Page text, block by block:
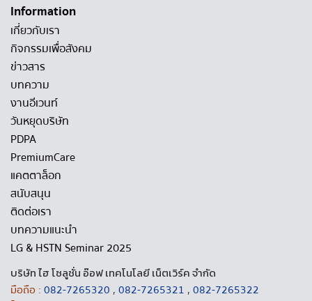
Information
เกี่ยวกับเรา
กิจกรรมเพื่อสังคม
ข่าวสาร
บทความ
งานอีเวนท์
วันหยุดบริษัท
PDPA
PremiumCare
แคตตาล็อก
สนับสนุน
ติดต่อเรา
บทความแนะนำ
LG & HSTN Seminar 2025
บริษัท ไฮ โซลูชั่น อ๊อฟ เทคโนโลยี เน็ตเวิร์ค จำกัด
มือถือ : 082-7265320 , 082-7265321 , 082-7265322